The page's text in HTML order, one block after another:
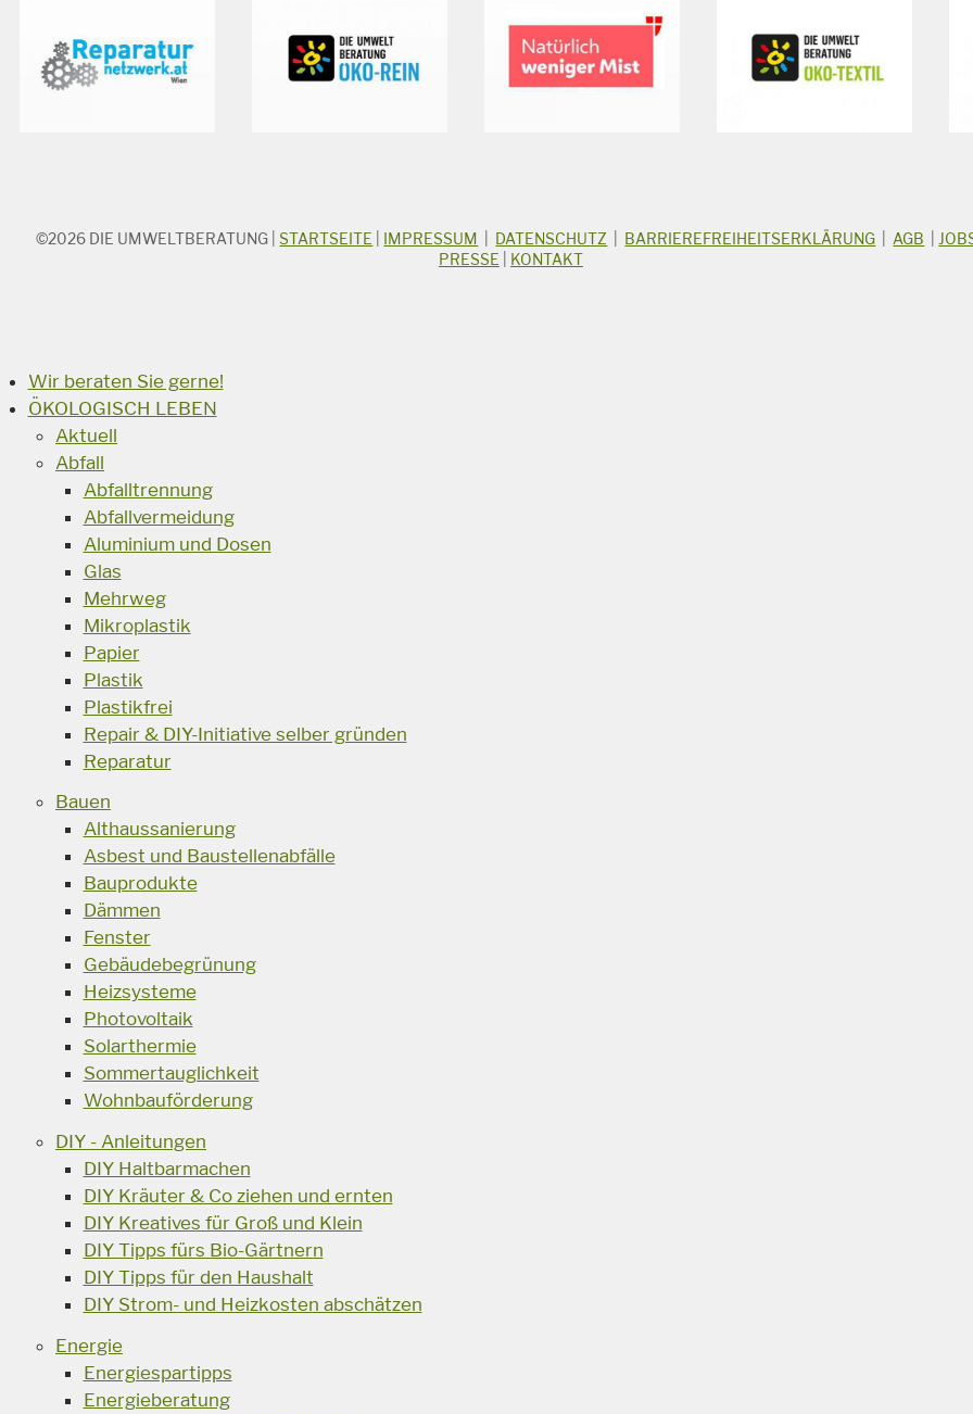
©2026 DIE UMWELTBERATUNG |STARTSEITE IMPRESSUM DATENSCHUTZ BARRIEREFREIHEITSERKLÄRUNG |AGB |
PRESSE
KONTAKT
Wir beraten Sie gerne!
ÖKOLOGISCH LEBEN
Aktuell
Abfall
Abfalltrennung
Abfallvermeidung
Aluminium und Dosen
Glas
Mehrweg
Mikroplastik
Papier
Plastik
Plastikfrei
Repair & DIY-Initiative selber gründen
Reparatur
Bauen
Althaussanierung
Asbest und Baustellenabfälle
Bauprodukte
Dämmen
Fenster
Gebäudebegrünung
Heizsysteme
Photovoltaik
Solarthermie
Sommertauglichkeit
Wohnbauförderung
DIY - Anleitungen
DIY Haltbarmachen
DIY Kräuter & Co ziehen und ernten
DIY Kreatives für Groß und Klein
DIY Tipps fürs Bio-Gärtnern
DIY Tipps für den Haushalt
DIY Strom- und Heizkosten abschätzen
Energie
Energiespartipps
Energieberatung